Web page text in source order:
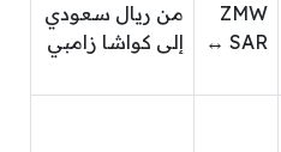
ZMW
↔ SAR
من ريال سعودي
إلى كواشا زامبي